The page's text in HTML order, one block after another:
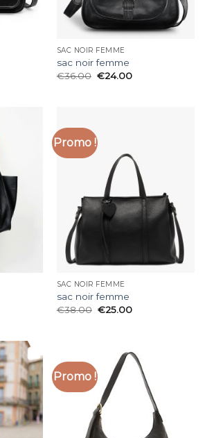
SAC NOIR FEMME
sac noir femme
€36.00 €24.00
Promo !
SAC NOIR FEMME
sac noir femme
€38.00 €25.00
Promo !